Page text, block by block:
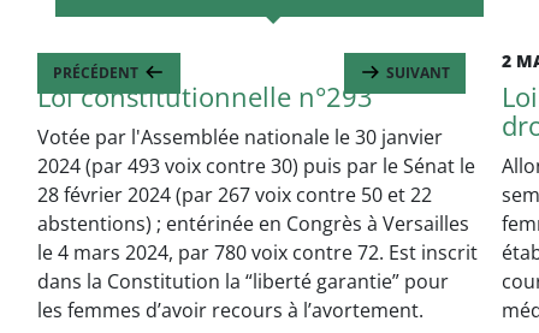
PRÉCÉDENT
4 MARS 2024
Loi constitutionnelle n°293
Votée par l'Assemblée nationale le 30 janvier
2024 (par 493 voix contre 30) puis par le Sénat le
28 février 2024 (par 267 voix contre 50 et 22
abstentions) ; entérinée en Congrès à Versailles
le 4 mars 2024, par 780 voix contre 72. Est inscrit
dans la Constitution la “liberté garantie” pour
les femmes d’avoir recours à l’avortement.
2
SUIVANT